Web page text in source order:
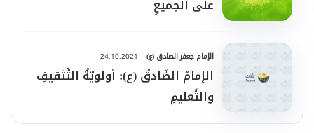
على الجميعِ
الإمام جعفر الصادق (ع) 24.10.2021
الإمامُ الصَّادقُ (ع): أولويّةُ التَّثقيفِ
والتَّعليمِ